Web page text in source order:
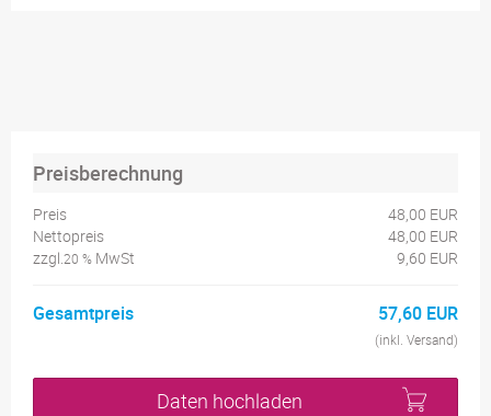
Preisberechnung
Preis
48,00 EUR
Nettopreis
48,00 EUR
zzgl.20 % MwSt 9,60 EUR
Gesamtpreis 57,60 EUR
(inkl. Versand)
Daten hochladen